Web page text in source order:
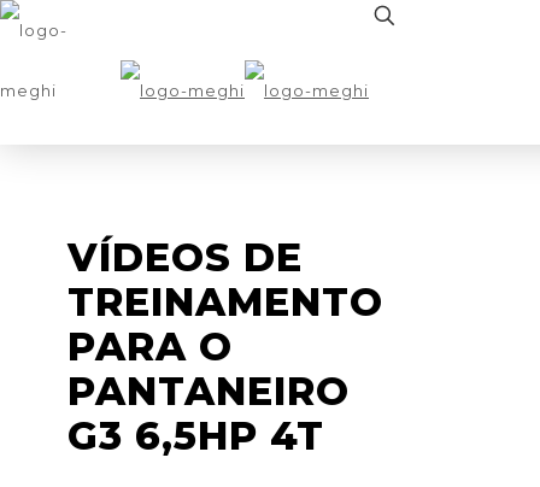
VÍDEOS DE
TREINAMENTO
PARA O
PANTANEIRO
G3 6,5HP 4T